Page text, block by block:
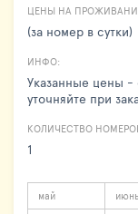
ЦЕНЫ НА
(за номер в сутки)
ИНФО:
Указанные цены -
уточняйте при
КОЛИЧЕСТВО
1
май июнь